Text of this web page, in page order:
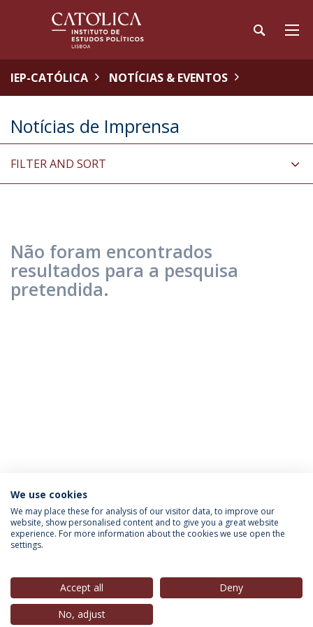
IEP-CATÓLICA NOTÍCIAS & EVENTOS
Notícias de Imprensa
FILTER AND SORT
Não foram encontrados
resultados para a pesquisa
pretendida.
INFORMAÇÃO PARA
We use cookies
We may place these for analysis of our visitor data, to improve our
website, show personalised content and to give you a great website
experience. For more information about the cookies we use open the
settings.
Accept all
Deny
No, adjust